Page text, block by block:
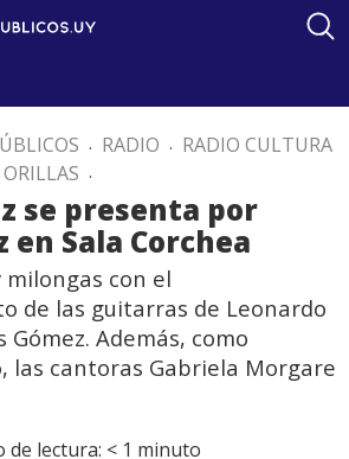
. RADIO . RADIO CULTURA
.
se presenta por
Sala Corchea
milongas con el
de las guitarras de Leonardo
Gómez. Además, como
las cantoras Gabriela Morgare
de lectura: < 1 minuto